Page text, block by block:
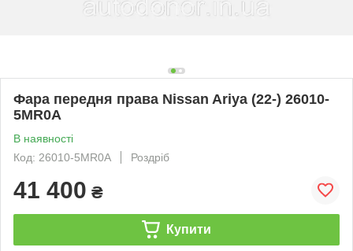
Фара передня права Nissan Ariya (22-) 26010-
5MR0A
В наявності
Код: 26010-5MR0A
Роздріб
41 400 ₴
Купити